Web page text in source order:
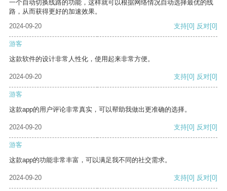
一个自动切换线路的功能，这样就可以根据网络情况自动选择最优的线
路，从而获得更好的加速效果。
2024-09-20
支持[0] 反对[0]
游客
这款软件的设计非常人性化，使用起来非常方便。
2024-09-20 支持[0] 反对[0]
游客
这款app的用户评论非常真实，可以帮助我做出更准确的选择。
2024-09-20 支持[0] 反对[0]
游客
这款app的功能非常丰富，可以满足我不同的社交需求。
2024-09-20 支持[0] 反对[0]